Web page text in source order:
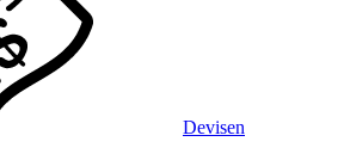
Devisen